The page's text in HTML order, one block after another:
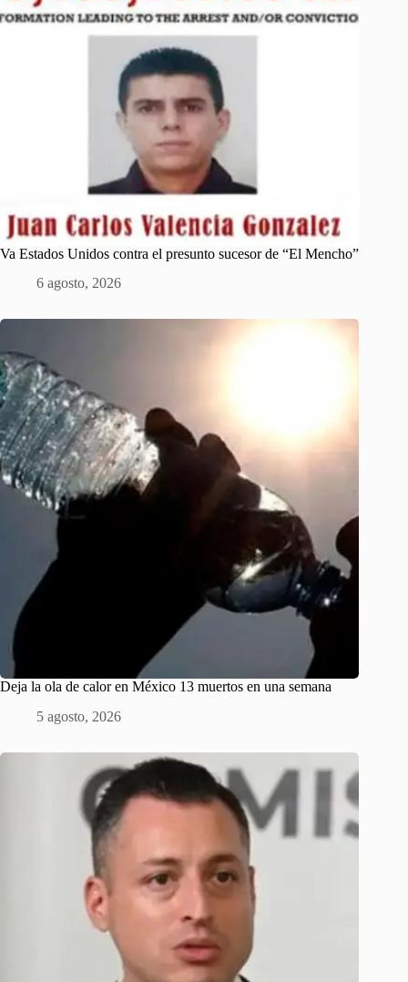
Va Estados Unidos contra el presunto sucesor de “El Mencho”
6 agosto, 2026
Deja la ola de calor en México 13 muertos en una semana
5 agosto, 2026